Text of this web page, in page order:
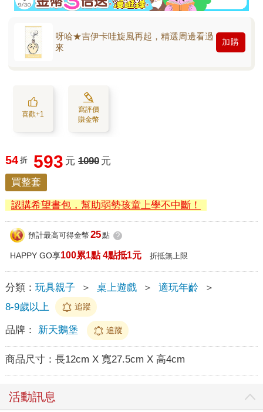
呀哈★吉伊卡哇旋風再起，精選周邊看過
來
加購
喜歡+1
寫評價
賺金幣
54 折 593 元 1090 元
買整套
認購希望書包，幫助弱勢孩童上學不中斷！
預計最高可得金幣 25點 ?
HAPPY GO享100累1點 4點抵1元 折抵無上限
分類： 玩具親子 ＞ 桌上遊戲 ＞ 適玩年齡
＞
8-9歲以上
追蹤
品牌： 新天鵝堡 追蹤
商品尺寸： 長12cm X 寬27.5cm X 高4cm
活動訊息